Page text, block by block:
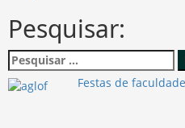
Pesquisar:
Pesquisar
por:
Festas de